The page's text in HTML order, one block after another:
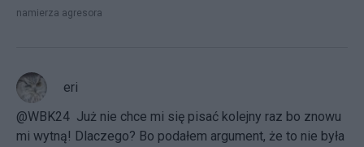
namierza agresora
eri
@WBK24 Już nie chce mi się pisać kolejny raz bo znowu
mi wytną! Dlaczego? Bo podałem argument, że to nie była